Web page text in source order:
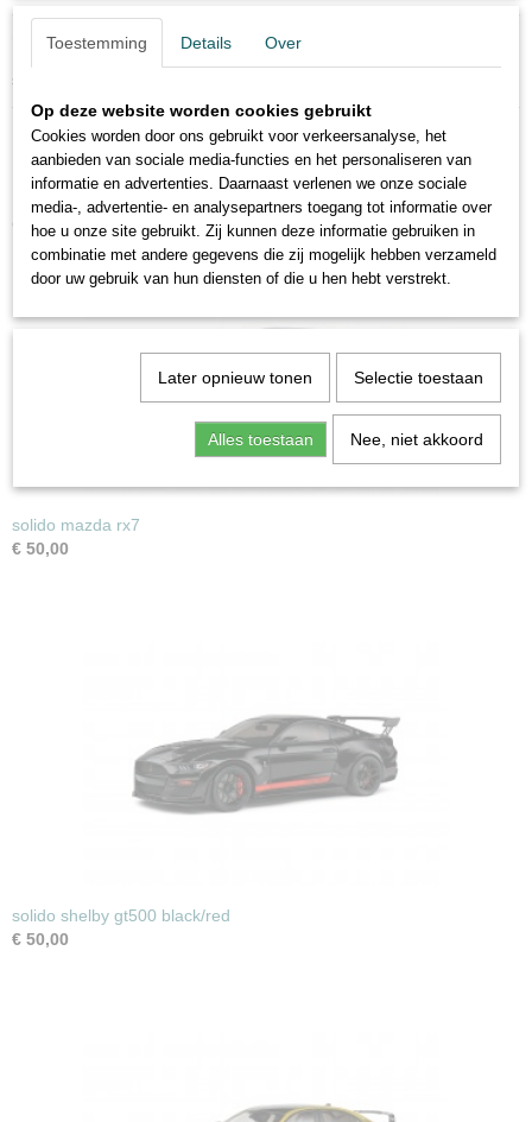
2,00 Kg
Omschrijving
solido ford gt40 yellow
Ook interessant
solido mazda rx7
€ 50,00
solido shelby gt500 black/red
€ 50,00
Toestemming Details Over
Op deze website worden cookies gebruikt
Cookies worden door ons gebruikt voor verkeersanalyse, het
aanbieden van sociale media-functies en het personaliseren van
informatie en advertenties. Daarnaast verlenen we onze sociale
media-, advertentie- en analysepartners toegang tot informatie over
hoe u onze site gebruikt. Zij kunnen deze informatie gebruiken in
combinatie met andere gegevens die zij mogelijk hebben verzameld
door uw gebruik van hun diensten of die u hen hebt verstrekt.
Later opnieuw tonen Selectie toestaan
Alles toestaan Nee, niet akkoord